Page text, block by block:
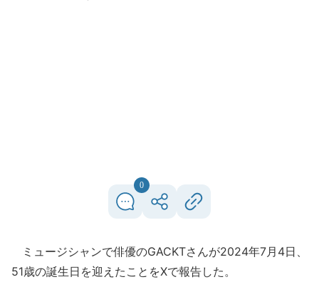
0
ミュージシャンで俳優のGACKTさんが2024年7月4日、
51歳の誕生日を迎えたことをXで報告した。